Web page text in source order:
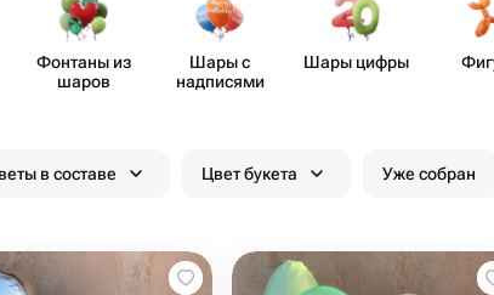
Фонтаны из
шаров
Шары с
надписями
Шары цифры
в составе Цвет букета Уже собран